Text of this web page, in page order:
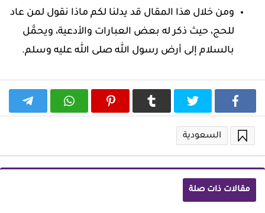
ومن خلال هذا المقال قد يدلنا لكم ماذا نقول لمن عاد
للحج، حيث ذكر له بعض العبارات والأدعية، ويحمَّل
بالسلام إلى أرض رسول الله صلى الله عليه وسلم.
السعودية
مقالات ذات صلة